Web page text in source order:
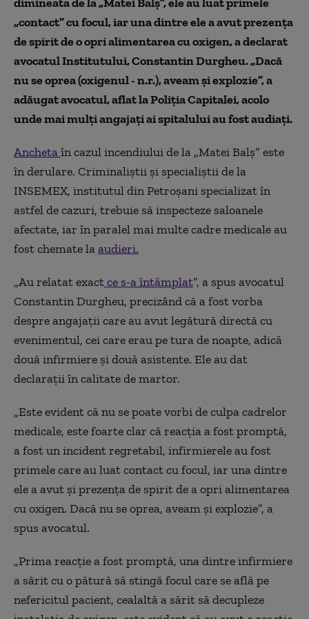
„contact” cu focul, iar una dintre ele a avut prezența
de spirit de o opri alimentarea cu oxigen, a declarat
avocatul Institutului, Constantin Durgheu. „Dacă
nu se oprea (oxigenul - n.r.), aveam și explozie”, a
adăugat avocatul, aflat la Poliția Capitalei, acolo
unde mai mulți angajați ai spitalului au fost audiați.
Anchetaîn cazul incendiului de la „Matei Balș” este
în derulare. Criminaliștii și specialiștii de la
INSEMEX, institutul din Petroșani specializat în
astfel de cazuri, trebuie să inspecteze saloanele
afectate, iar în paralel mai multe cadre medicale au
fost chemate laaudieri.
„Au relatat exactce s-a întâmplat”, a spus avocatul
Constantin Durgheu, precizând că a fost vorba
despre angajații care au avut legătură directă cu
evenimentul, cei care erau pe tura de noapte, adică
două infirmiere și două asistente. Ele au dat
declarații în calitate de martor.
„Este evident că nu se poate vorbi de culpa cadrelor
medicale, este foarte clar că reacția a fost promptă,
a fost un incident regretabil, infirmierele au fost
primele care au luat contact cu focul, iar una dintre
ele a avut și prezența de spirit de a opri alimentarea
cu oxigen. Dacă nu se oprea, aveam și explozie”, a
spus avocatul.
„Primareacțiea fost promptă, una dintre infirmiere
a săritcu o pătură să stingă focul care se află pe
nefericitul pacient, cealaltă a sărit să decupleze